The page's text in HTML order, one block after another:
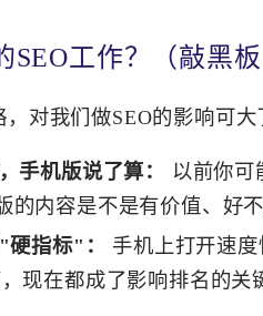
SEO工作？（敲黑板
对我们做SEO的影响可大
手机版说了算：
以前你可
的内容是不是有价值、好
指标"：
手机上打开速
现在都成了影响排名的